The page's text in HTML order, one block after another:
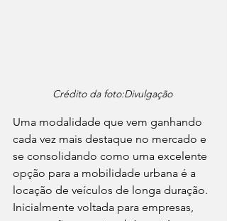
Crédito da foto:Divulgação
Uma modalidade que vem ganhando
cada vez mais destaque no mercado e
se consolidando como uma excelente
opção para a mobilidade urbana é a
locação de veículos de longa duração.
Inicialmente voltada para empresas,